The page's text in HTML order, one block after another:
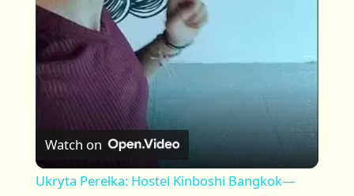
a
V
i
Watch on
Ukryta Perełka: Hostel Kinboshi Bangkok—